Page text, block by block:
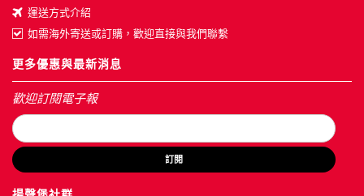
運送方式介紹
如需海外寄送或訂購，歡迎直接與我們聯繫
更多優惠與最新消息
歡迎訂閱電子報
訂閱